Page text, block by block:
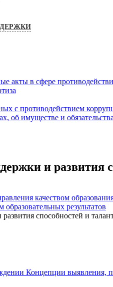
акты в сфере
с противодействием
об имуществе и
и развития
качеством
результатов
способностей и
Концепции выявления,